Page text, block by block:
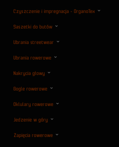
Czyszczenie i impregnacja - OrganoTex
Saszetki do butów
Ubrania streetwear
Ubrania rowerowe
Nakrycia głowy
Gogle rowerowe
Oklulary rowerowe
Jedzenie w góry
Zapięcia rowerowe